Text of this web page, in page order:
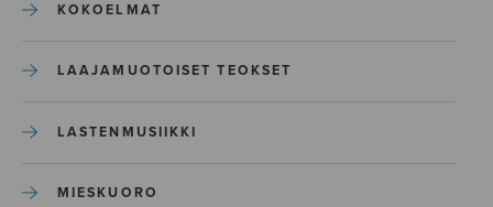
KOKOELMAT
LAAJAMUOTOISET TEOKSET
LASTENMUSIIKKI
MIESKUORO